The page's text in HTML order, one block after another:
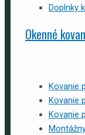
Doplnky
Okenné
Kovanie
Kovanie
Kovanie